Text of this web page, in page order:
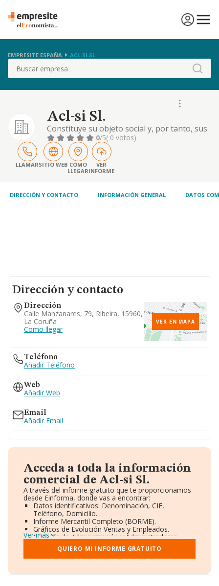
EMPRESITE ESPAÑA ACL-SI SL.
Buscar
Acl-si Sl.
Constituye su objeto social y, por tanto, sus
actividades económicas: actividad principal:
cnae 7010. actividades de las sedes centrales.
actividades secundarias: cnae 7020 otras
actividades de consultoría de gestión
empresarial; cnae 6820 alquiler de bienes
0/5( 0 votos)
LLAMARSITIO WEB CÓMO
LLEGAR
VER
INFORME
DIRECCIÓN Y CONTACTO INFORMACIÓN GENERAL DATOS
Dirección y contacto
Dirección
Calle Manzanares, 79, Ribeira, 15960,
La Coruña
Como llegar
VER EN MAPA
Teléfono
Añadir Teléfono
Web
Añadir Web
Email
Añadir Email
Acceda a toda la información
comercial de Acl-si Sl.
A través del informe gratuito que te proporcionamos
desde Einforma, donde vas a encontrar:
Datos identificativos: Denominación, CIF,
Teléfono, Domicilio.
Informe Mercantil Completo (BORME).
Gráficos de Evolución Ventas y Empleados.
Consejo de Administración y Administradores.
Directivos y Ejecutivos.
Accionistas.
Participaciones y Vinculaciones en otras empresas.
Información oficial y registral complementaria.
Ver más
QUIERO MI INFORME GRATUITO